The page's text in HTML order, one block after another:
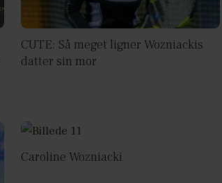
CUTE: Så meget ligner Wozniackis
datter sin mor
Caroline Wozniacki